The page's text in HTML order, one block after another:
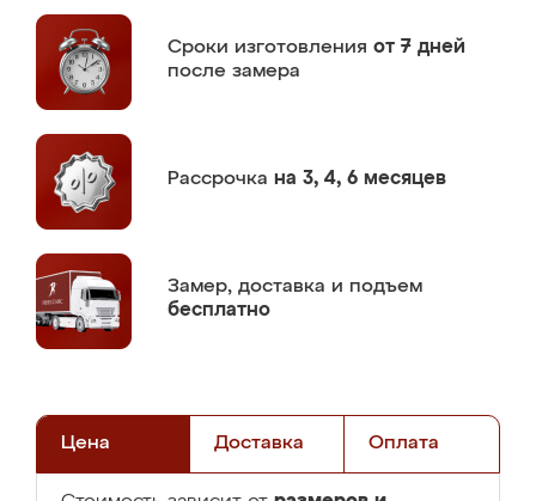
Сроки изготовления от 7 дней
после замера
Рассрочка на 3, 4, 6 месяцев
Замер, доставка и подъем
бесплатно
Цена Доставка Оплата